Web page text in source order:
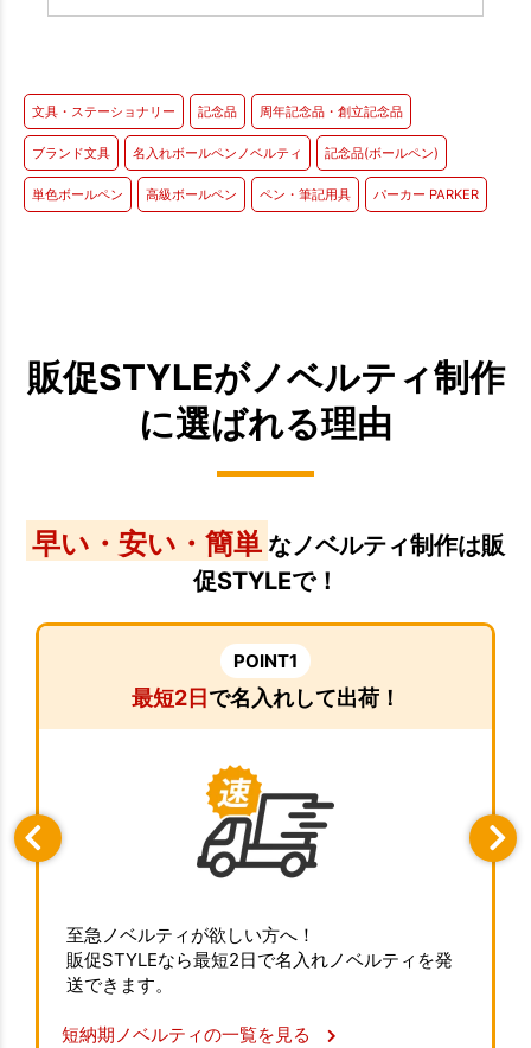
文具・ステーショナリー 記念品 周年記念品・創立記念品
ブランド文具 名入れボールペンノベルティ 記念品(ボールペン)
単色ボールペン 高級ボールペン ペン・筆記用具 パーカー PARKER
販促STYLEがノベルティ制作
に選ばれる理由
早い・安い・簡単 なノベルティ制作は販
促STYLEで！
POINT1
最短2日で名入れして出荷！
至急ノベルティが欲しい方へ！
販促STYLEなら最短2日で名入れノベルティを発
送できます。
短納期ノベルティの一覧を見る